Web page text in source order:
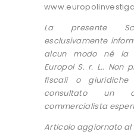
La presente
esclusivamente
alcun modo né la
Europol S. r. L.. Non
fiscali o
consultato un
commercialista
Articolo aggiornato al